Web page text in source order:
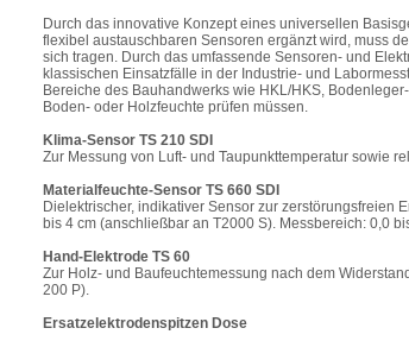
Durch das innovative Konzept eines universellen
flexibel austauschbaren Sensoren ergänzt wird, muss
sich tragen. Durch das umfassende Sensoren- und
klassischen Einsatzfälle in der Industrie- und
Bereiche des Bauhandwerks wie HKL/HKS,
Boden- oder Holzfeuchte prüfen müssen.
Klima-Sensor TS 210 SDI
Zur Messung von Luft- und Taupunkttemperatur sowie
Materialfeuchte-Sensor TS 660 SDI
Dielektrischer, indikativer Sensor zur zerstörungsfreien
bis 4 cm (anschließbar an T2000 S). Messbereich: 0,0
Hand-Elektrode TS 60
Zur Holz- und Baufeuchtemessung nach dem
200 P).
Ersatzelektrodenspitzen Dose